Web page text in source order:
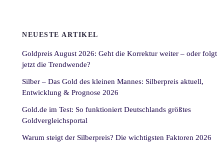
NEUESTE ARTIKEL
Goldpreis August 2026: Geht die Korrektur weiter – oder folgt
jetzt die Trendwende?
Silber – Das Gold des kleinen Mannes: Silberpreis aktuell,
Entwicklung & Prognose 2026
Gold.de im Test: So funktioniert Deutschlands größtes
Goldvergleichsportal
Warum steigt der Silberpreis? Die wichtigsten Faktoren 2026